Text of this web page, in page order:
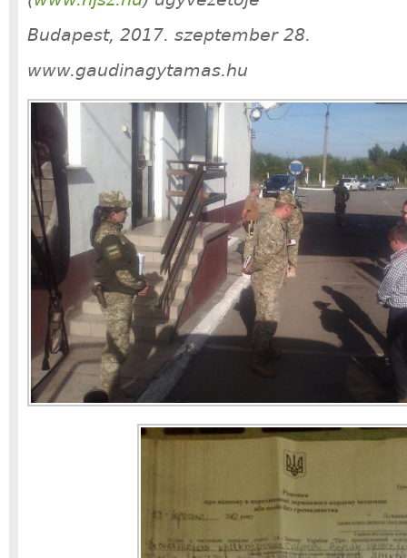
Budapest, 2017. szeptember 28.
www.gaudinagytamas.hu